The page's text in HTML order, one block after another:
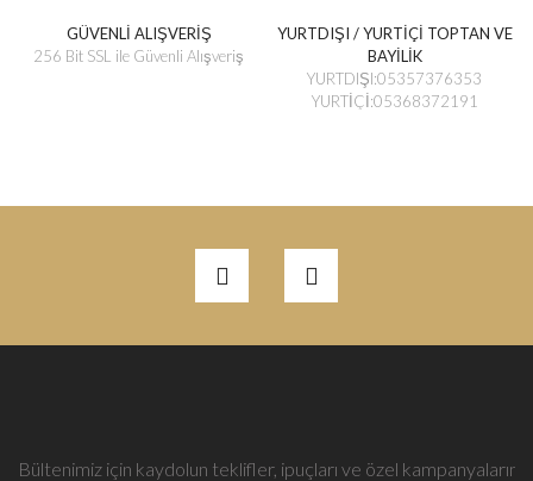
GÜVENLİ ALIŞVERİŞ
256 Bit SSL ile Güvenli Alışveriş
YURTDIŞI / YURTİÇİ TOPTAN VE
BAYİLİK
YURTDIŞI:05357376353
YURTİÇİ:05368372191